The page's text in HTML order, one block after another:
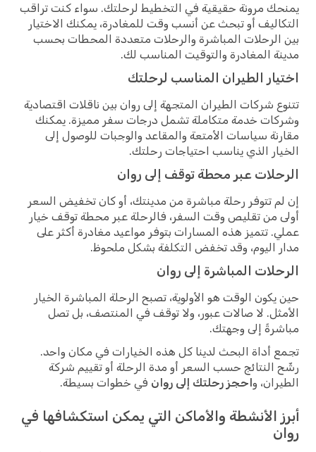
يمنحك مرونة حقيقية في التخطيط لرحلتك. سواء كنت تراقب
التكاليف أو تبحث عن أنسب وقت للمغادرة، يمكنك الاختيار
بين الرحلات المباشرة والرحلات متعددة المحطات بحسب
مدينة المغادرة والتوقيت المناسب لك.
اختيار الطيران المناسب لرحلتك
تتنوع شركات الطيران المتجهة إلى روان بين ناقلات اقتصادية
وشركات خدمة متكاملة تشمل درجات سفر مميزة. يمكنك
مقارنة سياسات الأمتعة والمقاعد والوجبات للوصول إلى
الخيار الذي يناسب احتياجات رحلتك.
الرحلات عبر محطة توقف إلى روان
إن لم تتوفر رحلة مباشرة من مدينتك، أو كان تخفيض السعر
أولى من تقليص وقت السفر، فالرحلة عبر محطة توقف خيار
عملي. تتميز هذه المسارات بتوفر مواعيد مغادرة أكثر على
مدار اليوم، وقد تخفض التكلفة بشكل ملحوظ.
الرحلات المباشرة إلى روان
حين يكون الوقت هو الأولوية، تصبح الرحلة المباشرة الخيار
الأمثل. لا صالات عبور، ولا توقف في المنتصف، بل تصل
مباشرةً إلى وجهتك.
تجمع أداة البحث لدينا كل هذه الخيارات في مكان واحد.
رشّح النتائج حسب السعر أو مدة الرحلة أو تقييم شركة
الطيران، واحجز رحلتك إلى روان في خطوات بسيطة.
أبرز الأنشطة والأماكن التي يمكن استكشافها في
روان